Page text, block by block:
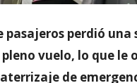
pasajeros perdió una
vuelo, lo que le
de